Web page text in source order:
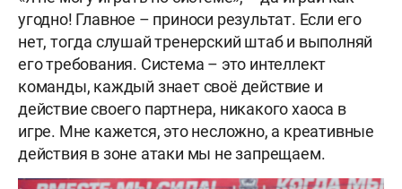
угодно! Главное – приноси результат. Если его
нет, тогда слушай тренерский штаб и выполняй
его требования. Система – это интеллект
команды, каждый знает своё действие и
действие своего партнера, никакого хаоса в
игре. Мне кажется, это несложно, а креативные
действия в зоне атаки мы не запрещаем.